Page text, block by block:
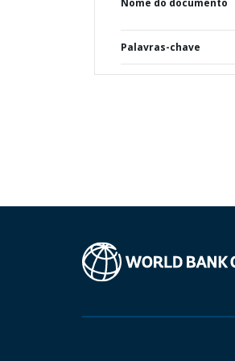
Nome do documento
Palavras-chave